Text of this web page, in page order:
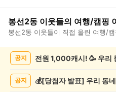
봉선2동 이웃들의 여행/캠핑
봉선2동 이웃들이 직접 올린 여행/캠
공지 전원 1,000캐시! 🥳 우리
공지